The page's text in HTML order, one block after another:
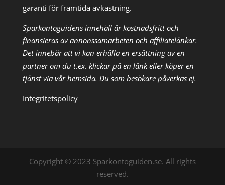
garanti för framtida avkastning.
Sparkontoguidens innehåll är kostnadsfritt och
finansieras av annonssamarbeten och affiliatelänkar.
Det innebär att vi kan erhålla en ersättning av en
partner om du t.ex. klickar på en länk eller köper en
tjänst via vår hemsida. Du som besökare påverkas ej.
Integritetspolicy
Copyright © 2023 Sparkontoguiden.se. All rights
reserved.